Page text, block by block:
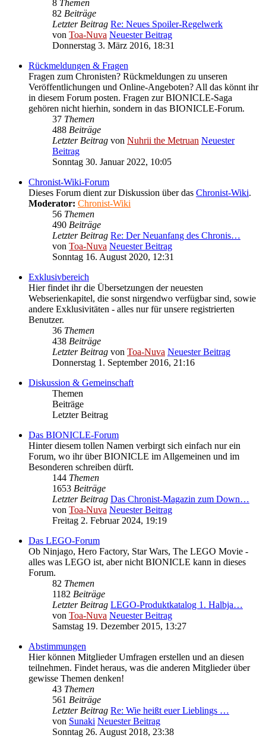
8 Themen
82 Beiträge
Letzter Beitrag Re: Neues Spoiler-Regelwerk
von Toa-Nuva Neuester Beitrag
Donnerstag 3. März 2016, 18:31
Rückmeldungen & Fragen
Fragen zum Chronisten? Rückmeldungen zu unseren
Veröffentlichungen und Online-Angeboten? All das könnt ihr
in diesem Forum posten. Fragen zur BIONICLE-Saga
gehören nicht hierhin, sondern in das BIONICLE-Forum.
37 Themen
488 Beiträge
Letzter Beitrag von Nuhrii the Metruan Neuester
Beitrag
Sonntag 30. Januar 2022, 10:05
Chronist-Wiki-Forum
Dieses Forum dient zur Diskussion über das Chronist-Wiki.
Moderator: Chronist-Wiki
56 Themen
490 Beiträge
Letzter Beitrag Re: Der Neuanfang des Chronis…
von Toa-Nuva Neuester Beitrag
Sonntag 16. August 2020, 12:31
Exklusivbereich
Hier findet ihr die Übersetzungen der neuesten
Webserienkapitel, die sonst nirgendwo verfügbar sind, sowie
andere Exklusivitäten - alles nur für unsere registrierten
Benutzer.
36 Themen
438 Beiträge
Letzter Beitrag von Toa-Nuva Neuester Beitrag
Donnerstag 1. September 2016, 21:16
Diskussion & Gemeinschaft
Themen
Beiträge
Letzter Beitrag
Das BIONICLE-Forum
Hinter diesem tollen Namen verbirgt sich einfach nur ein
Forum, wo ihr über BIONICLE im Allgemeinen und im
Besonderen schreiben dürft.
144 Themen
1653 Beiträge
Letzter Beitrag Das Chronist-Magazin zum Down…
von Toa-Nuva Neuester Beitrag
Freitag 2. Februar 2024, 19:19
Das LEGO-Forum
Ob Ninjago, Hero Factory, Star Wars, The LEGO Movie -
alles was LEGO ist, aber nicht BIONICLE kann in dieses
Forum.
82 Themen
1182 Beiträge
Letzter Beitrag LEGO-Produktkatalog 1. Halbja…
von Toa-Nuva Neuester Beitrag
Samstag 19. Dezember 2015, 13:27
Abstimmungen
Hier können Mitglieder Umfragen erstellen und an diesen
teilnehmen. Findet heraus, was die anderen Mitglieder über
gewisse Themen denken!
43 Themen
561 Beiträge
Letzter Beitrag Re: Wie heißt euer Lieblings …
von Sunaki Neuester Beitrag
Sonntag 26. August 2018, 23:38